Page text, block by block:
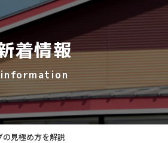
着情報
information
見極め方を解説